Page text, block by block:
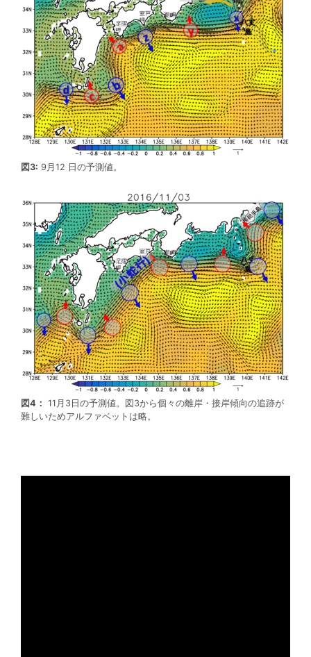
図3: 9月12 日の予測値。
図4： 11月3日の予測値。図3から個々の離岸・接岸傾向の追跡が
難しいためアルファベットは略。